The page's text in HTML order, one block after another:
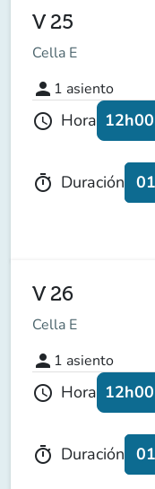
V 25
Cella E
person 1 asiento
schedule Hora 12h00
timer Duración
V 26
Cella E
person 1 asiento
schedule Hora 12h00
timer Duración